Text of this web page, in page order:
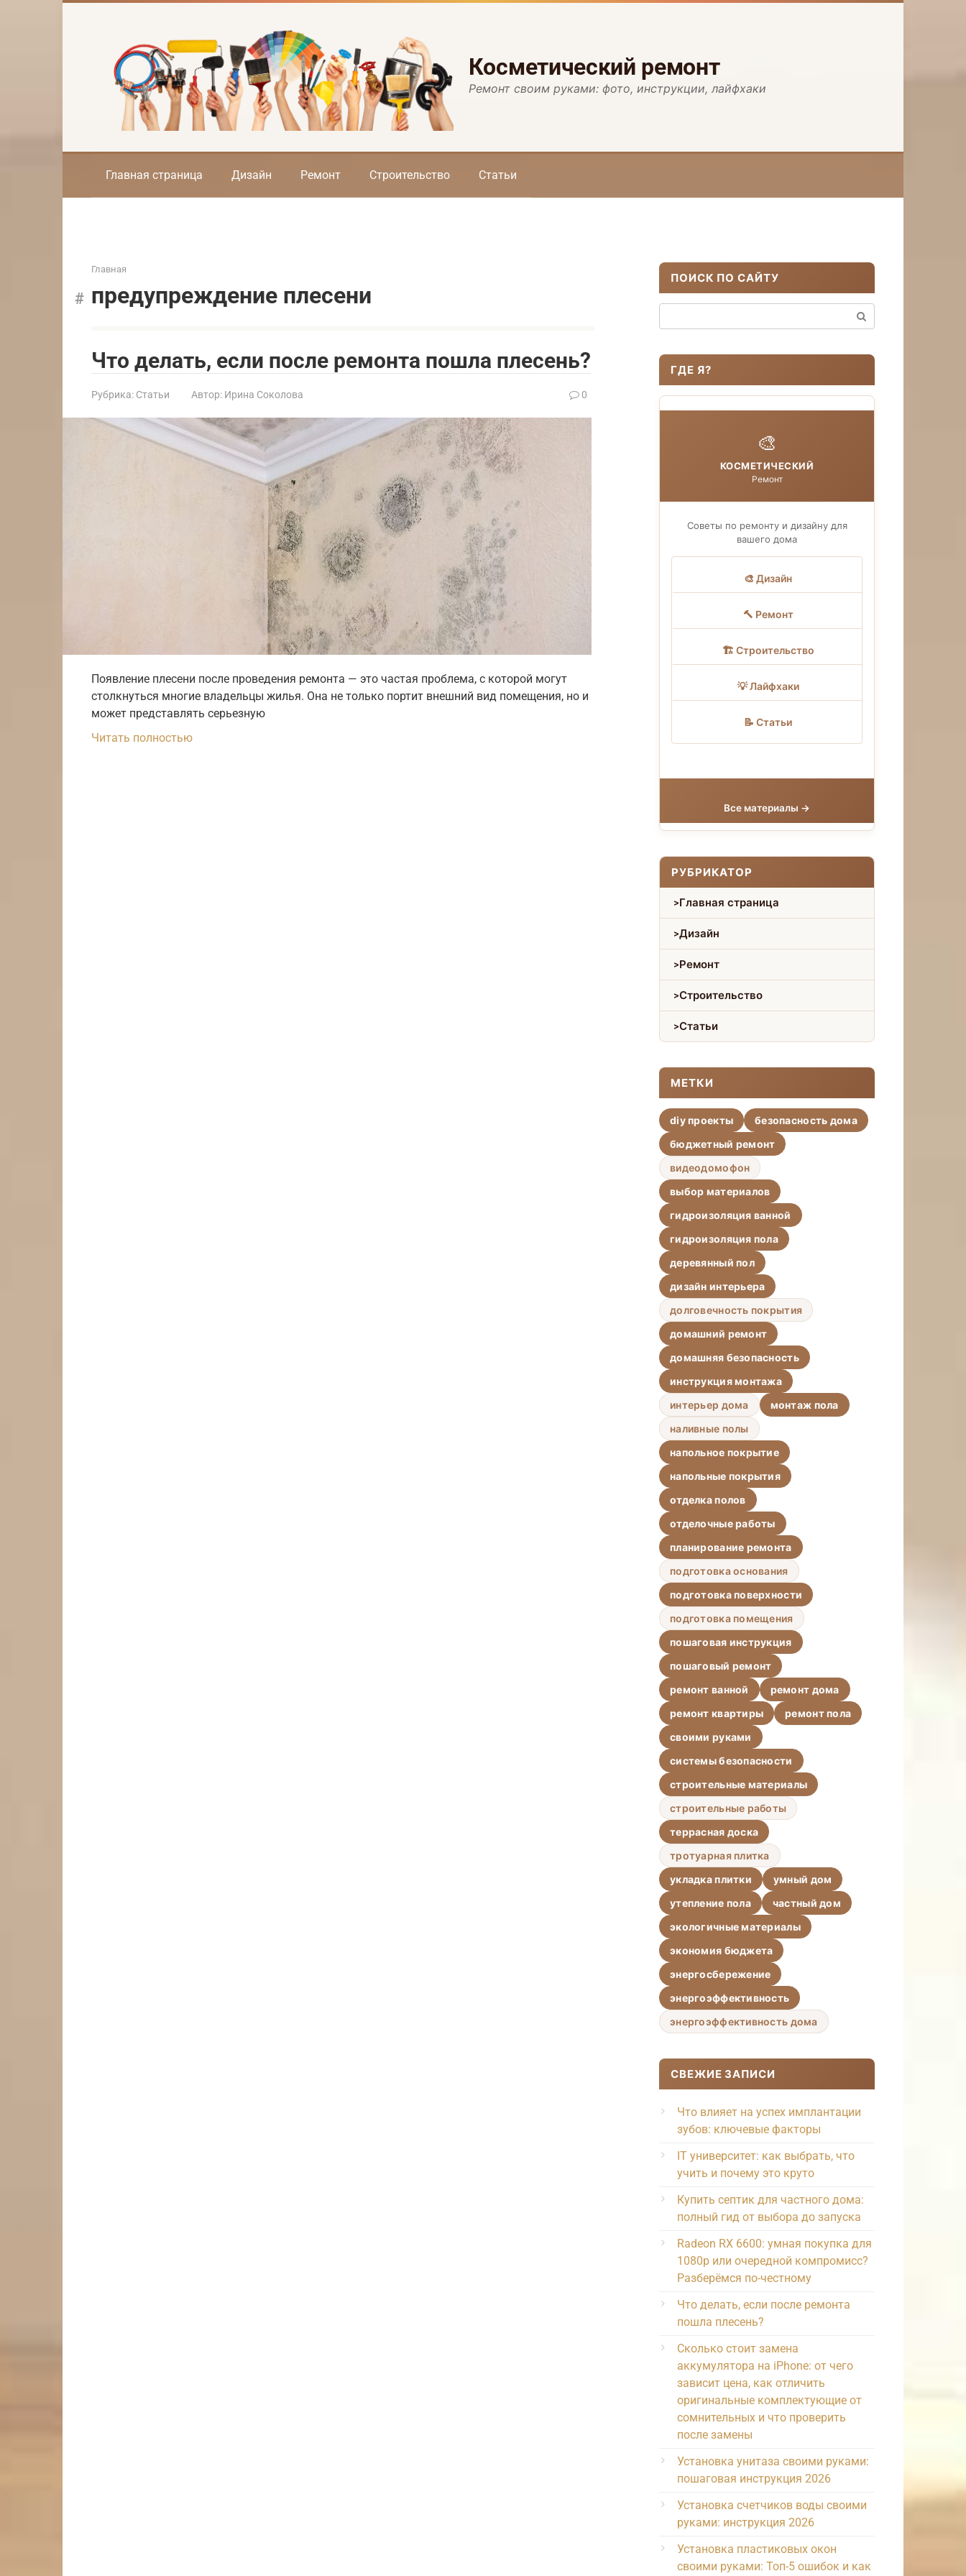
Косметический ремонт
Ремонт своим руками: фото, инструкции, лайфхаки
Главная страница Дизайн Ремонт Строительство Статьи
Главная
предупреждение плесени
Что делать, если после ремонта пошла плесень?
Рубрика: Статьи Автор: Ирина Соколова 0
Появление плесени после проведения ремонта — это частая проблема, с которой могут
столкнуться многие владельцы жилья. Она не только портит внешний вид помещения, но и
может представлять серьезную
Читать полностью
ПОИСК ПО САЙТУ
ГДЕ Я?
🎨
КОСМЕТИЧЕСКИЙ
Ремонт
Советы по ремонту и дизайну для
вашего дома
🎨 Дизайн
🔨 Ремонт
🏗 Строительство
💡 Лайфхаки
📝 Статьи
Все материалы →
РУБРИКАТОР
Главная страница
Дизайн
Ремонт
Строительство
Статьи
МЕТКИ
diy проекты
безопасность дома
бюджетный ремонт
видеодомофон
выбор материалов
гидроизоляция ванной
гидроизоляция пола
деревянный пол
дизайн интерьера
долговечность покрытия
домашний ремонт
домашняя безопасность
инструкция монтажа
интерьер дома
монтаж пола
наливные полы
напольное покрытие
напольные покрытия
отделка полов
отделочные работы
планирование ремонта
подготовка основания
подготовка поверхности
подготовка помещения
пошаговая инструкция
пошаговый ремонт
ремонт ванной
ремонт дома
ремонт квартиры
ремонт пола
своими руками
системы безопасности
строительные материалы
строительные работы
террасная доска
тротуарная плитка
укладка плитки
умный дом
утепление пола
частный дом
экологичные материалы
экономия бюджета
энергосбережение
энергоэффективность
энергоэффективность дома
СВЕЖИЕ ЗАПИСИ
Что влияет на успех имплантации
зубов: ключевые факторы
IT университет: как выбрать, что
учить и почему это круто
Купить септик для частного дома:
полный гид от выбора до запуска
Radeon RX 6600: умная покупка для
1080p или очередной компромисс?
Разберёмся по-честному
Что делать, если после ремонта
пошла плесень?
Сколько стоит замена
аккумулятора на iPhone: от чего
зависит цена, как отличить
оригинальные комплектующие от
сомнительных и что проверить
после замены
Установка унитаза своими руками:
пошаговая инструкция 2026
Установка счетчиков воды своими
руками: инструкция 2026
Установка пластиковых окон
своими руками: Топ-5 ошибок и как